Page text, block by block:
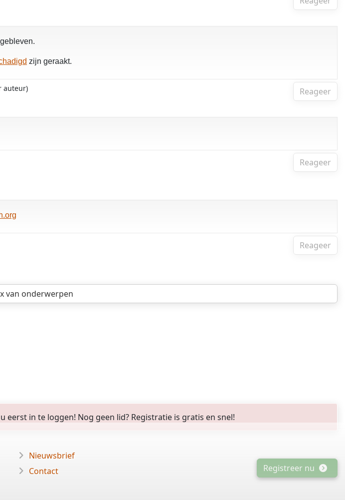
zijn geraakt.
Reageer
auteur)
Reageer
Reageer
van onderwerpen
in te loggen! Nog geen lid? Registratie is gratis en snel!
Registreer nu
Nieuwsbrief
Contact